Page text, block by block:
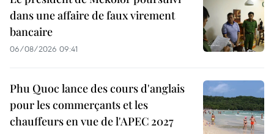
dans une affaire de faux virement
bancaire
06/08/2026 09:41
Phu Quoc lance des cours d'anglais
pour les commerçants et les
chauffeurs en vue de l'APEC 2027